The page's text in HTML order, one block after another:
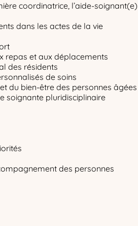
coordinatrice, l’aide-soignant(e)
dans les actes de la vie
repas et aux déplacements
des résidents
de soins
du bien-être des personnes âgées
soignante pluridisciplinaire
des personnes